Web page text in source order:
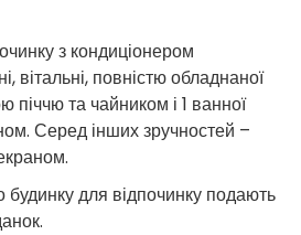
з кондиціонером
вітальні, повністю обладнаної
піччю та чайником і 1 ванної
Серед інших зручностей –
для відпочинку подають